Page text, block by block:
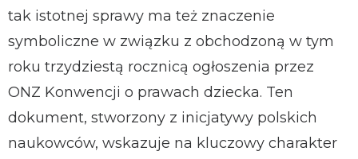
tak istotnej sprawy ma też znaczenie
symboliczne w związku z obchodzoną w tym
roku trzydziestą rocznicą ogłoszenia przez
ONZ Konwencji o prawach dziecka. Ten
dokument, stworzony z inicjatywy polskich
naukowców, wskazuje na kluczowy charakter